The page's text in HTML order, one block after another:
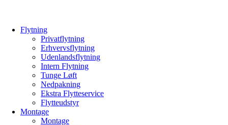
Flytning
Privatflytning
Erhvervsflytning
Udenlandsflytning
Intern Flytning
Tunge Løft
Nedpakning
Ekstra Flytteservice
Flytteudstyr
Montage
Montage